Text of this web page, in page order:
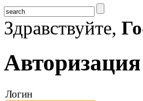
Здравствуйте,
Авторизация
Логин